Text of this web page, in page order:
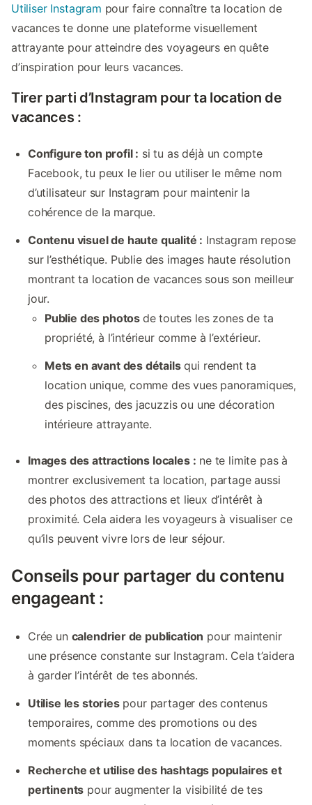
Utiliser Instagram pour faire connaître ta location de
vacances te donne une plateforme visuellement
attrayante pour atteindre des voyageurs en quête
d’inspiration pour leurs vacances.
Tirer parti d’Instagram pour ta location de
vacances :
Configure ton profil : si tu as déjà un compte
Facebook, tu peux le lier ou utiliser le même nom
d’utilisateur sur Instagram pour maintenir la
cohérence de la marque.
Contenu visuel de haute qualité : Instagram repose
sur l’esthétique. Publie des images haute résolution
montrant ta location de vacances sous son meilleur
jour.
Publie des photos de toutes les zones de ta
propriété, à l’intérieur comme à l’extérieur.
Mets en avant des détailsqui rendent ta
location unique, comme des vues panoramiques,
des piscines, des jacuzzis ou une décoration
intérieure attrayante.
Images des attractions locales : ne te limite pas à
montrer exclusivement ta location, partage aussi
des photos des attractions et lieux d’intérêt à
proximité. Cela aidera les voyageurs à visualiser ce
qu’ils peuvent vivre lors de leur séjour.
Conseils pour partager du contenu
engageant :
Crée un calendrier de publication pour maintenir
une présence constante sur Instagram. Cela t’aidera
à garder l’intérêt de tes abonnés.
Utilise les storiespour partager des contenus
temporaires, comme des promotions ou des
moments spéciaux dans ta location de vacances.
Recherche et utilise des hashtags populaires et
pertinents pour augmenter la visibilité de tes